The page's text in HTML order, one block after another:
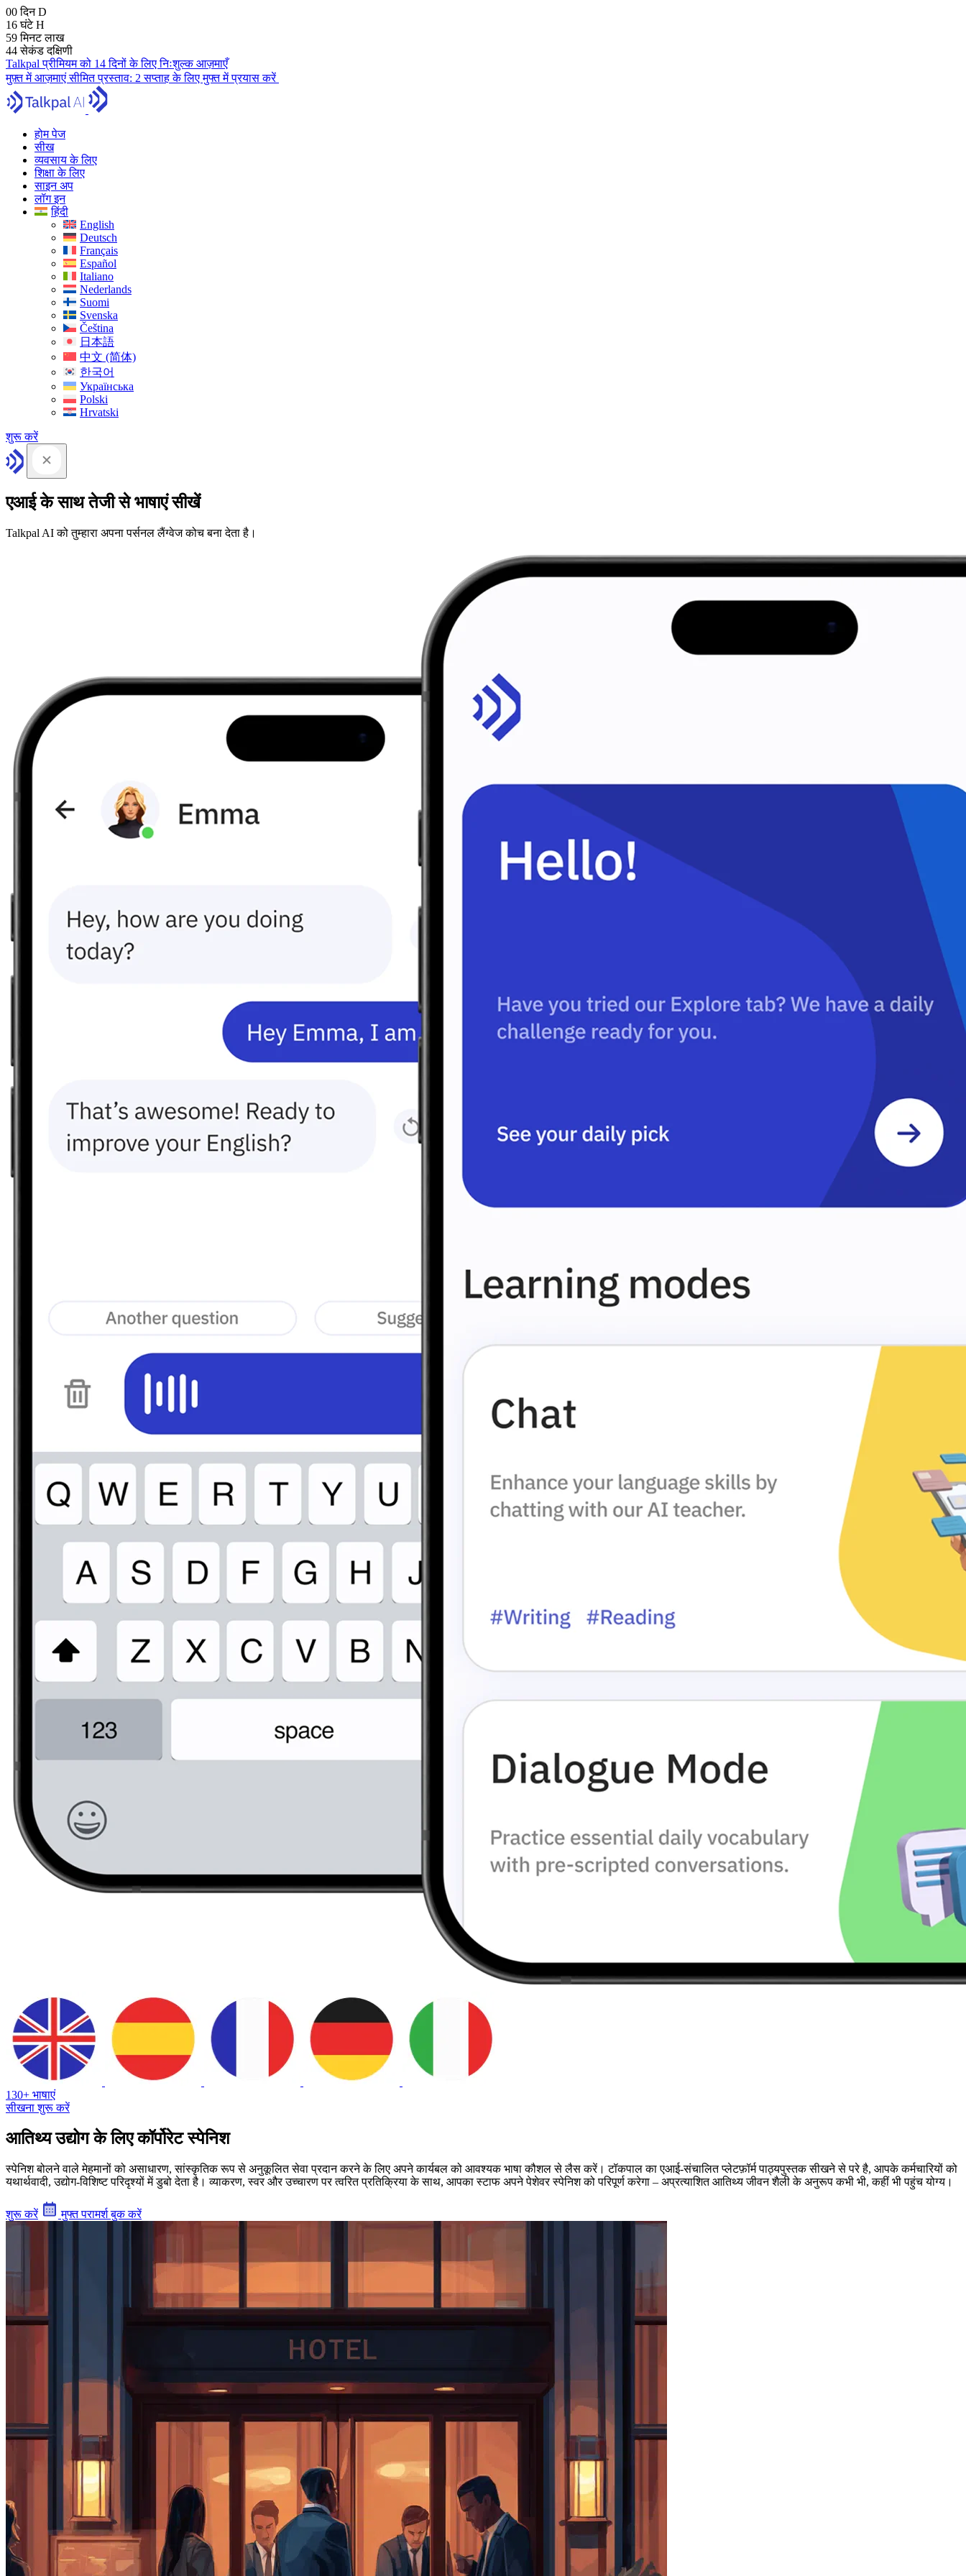
00 दिनD
16 घंटेH
59 मिनटलाख
43 सेकंडदक्षिणी
Talkpal प्रीमियम को 14 दिनों के लिए निःशुल्क आज़माएँ
मुफ़्त में आज़माएंसीमित प्रस्ताव: 2 सप्ताह के लिए मुफ्त में प्रयास करें
होम पेज
सीख
व्यवसाय के लिए
शिक्षा के लिए
साइन अप
लॉग इन
हिंदी
English
Deutsch
Français
Español
Italiano
Nederlands
Suomi
Svenska
Čeština
日本語
中文 (简体)
한국어
Українська
Polski
Hrvatski
शुरू करें
एआई के साथ तेजी से भाषाएं सीखें
Talkpal AI को तुम्हारा अपना पर्सनल लैंग्वेज कोच बना देता है।
130+ भाषाएं
सीखना शुरू करें
आतिथ्य उद्योग के लिए कॉर्पोरेट स्पेनिश
स्पेनिश बोलने वाले मेहमानों को असाधारण, सांस्कृतिक रूप से अनुकूलित सेवा प्रदान करने के लिए अपने कार्यबल को आवश्यक भाषा कौशल से लैस करें। टॉकपाल का एआई-संचालित प्लेटफ़ॉर्म पाठ्यपुस्तक सीखने से परे है, आपके कर्मचारियों को
यथार्थवादी, उद्योग-विशिष्ट परिदृश्यों में डुबो देता है। व्याकरण, स्वर और उच्चारण पर त्वरित प्रतिक्रिया के साथ, आपका स्टाफ अपने पेशेवर स्पेनिश को परिपूर्ण करेगा – अप्रत्याशित आतिथ्य जीवन शैली के अनुरूप कभी भी, कहीं भी पहुंच योग्य।
शुरू करें मुफ्त परामर्श बुक करें